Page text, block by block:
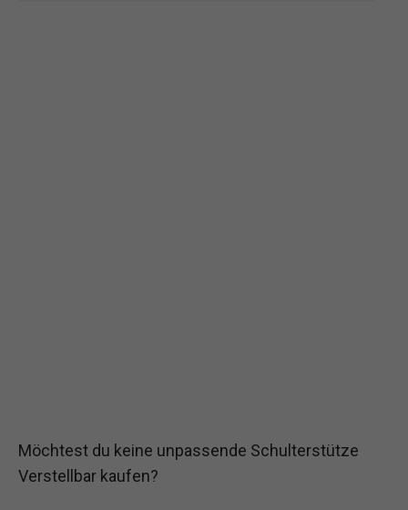
Möchtest du keine unpassende Schulterstütze
Verstellbar kaufen?